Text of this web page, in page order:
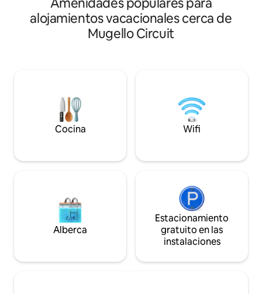
recientemente reformado, mezclando
diferentes tipos de arquitectura y
particular el espacio se desinfecta
mediante generadores de ozono. El
apartamento está recién reformado con
un gusto muy especial, mezclando
diseño. Es un apartamento de 2 plantas
primera planta están los dormitorios
(una suite y un segundo dormitorio), el
baño y un vestidor. La suite se presenta
con una elegante sala de estar con una
industria separada en vidrio y hierro que
la divide del dormitorio doble con balcón
campiña del
es el punto de
ideal para
comodidad,
experiencia
alojamientos vacacionales cerca de
Mugello Circuit
Cocina Wifi
Alberca
Estacionamiento
gratuito en las
instalaciones